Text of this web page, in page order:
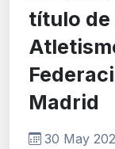
título de
Madrid
30 May